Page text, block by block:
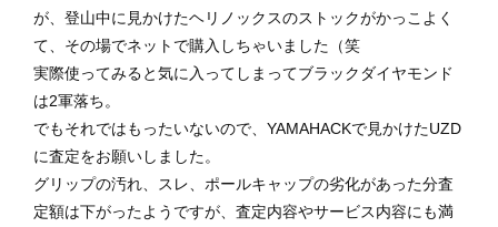
が、登山中に見かけたヘリノックスのストックがかっこよく
て、その場でネットで購入しちゃいました（笑
実際使ってみると気に入ってしまってブラックダイヤモンド
は2軍落ち。
でもそれではもったいないので、YAMAHACKで見かけたUZD
に査定をお願いしました。
グリップの汚れ、スレ、ポールキャップの劣化があった分査
定額は下がったようですが、査定内容やサービス内容にも満